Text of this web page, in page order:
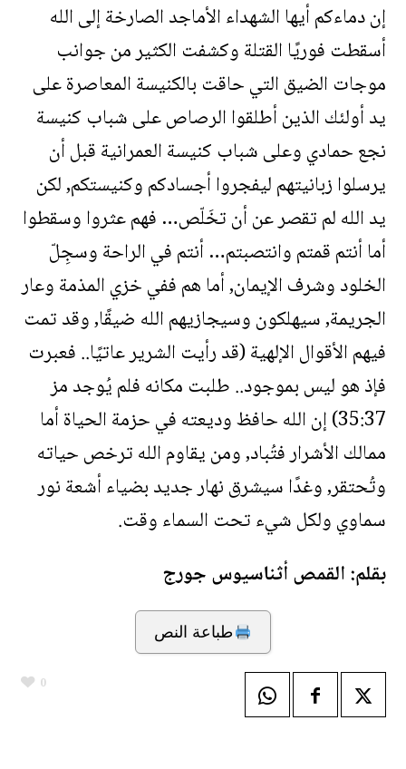
إن دماءكم أيها الشهداء الأماجد الصارخة إلى الله
أسقطت فوريًا القتلة وكشفت الكثير من جوانب
موجات الضيق التي حاقت بالكنيسة المعاصرة على
يد أولئك الذين أطلقوا الرصاص على شباب كنيسة
نجع حمادي وعلى شباب كنيسة العمرانية قبل أن
يرسلوا زبانيتهم ليفجروا أجسادكم وكنيستكم, لكن
يد الله لم تقصر عن أن تخَلّص… فهم عثروا وسقطوا
أما أنتم قمتم وانتصبتم… أنتم في الراحة وسجِلّ
الخلود وشرف الإيمان, أما هم ففي خزي المذمة وعار
الجريمة, سيهلكون وسيجازيهم الله ضيقًا, وقد تمت
فيهم الأقوال الإلهية (قد رأيت الشرير عاتيًا.. فعبرت
فإذ هو ليس بموجود.. طلبت مكانه فلم يُوجد مز
35:37) إن الله حافظ وديعته في حزمة الحياة أما
ممالك الأشرار فتُباد, ومن يقاوم الله ترخص حياته
وتُحتقر, وغدًا سيشرق نهار جديد بضياء أشعة نور
سماوي ولكل شيء تحت السماء وقت.
بقلم: القمص أثناسيوس جورج
طباعة النص
0